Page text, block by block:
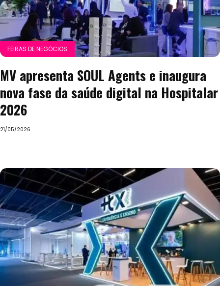
FEIRAS DE NEGÓCIOS
MV apresenta SOUL Agents e inaugura
nova fase da saúde digital na Hospitalar
2026
21/05/2026